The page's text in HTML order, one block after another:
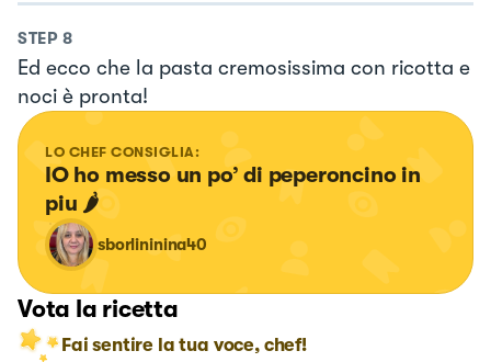
STEP 8
Ed ecco che la pasta cremosissima con ricotta e
noci è pronta!
LO CHEF CONSIGLIA:
IO ho messo un po’ di peperoncino in
piu 🌶️
sborlininina40
Vota la ricetta
Fai sentire la tua voce, chef!